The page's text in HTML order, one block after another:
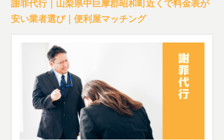
謝罪代行｜山梨県中巨摩郡昭和町近くで料金表が
安い業者選び｜便利屋マッチング